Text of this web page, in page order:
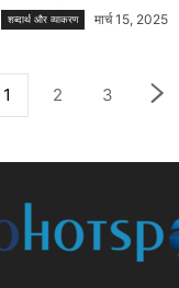
शब्दार्थ और व्याकरण मार्च 15, 2025
1 2 3